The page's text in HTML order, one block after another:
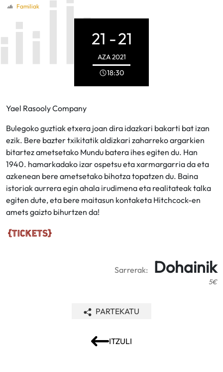
Familiak
21 -21
AZA2021
18:30
Yael Rasooly Company
Bulegoko guztiak etxera joan dira idazkari bakarti bat izan
ezik. Bere bazter txikitatik aldizkari zaharreko argarkien
bitartez ametsetako Mundu batera ihes egiten du. Han
1940. hamarkadako izar ospetsu eta xarmargarria da eta
azkenean bere ametsetako bihotza topatzen du. Baina
istoriak aurrera egin ahala irudimena eta realitateak talka
egiten dute, eta bere maitasun kontaketa Hitchcock-en
amets gaizto bihurtzen da!
Sarrerak: Dohainik
5€
ITZULI
PARTEKATU